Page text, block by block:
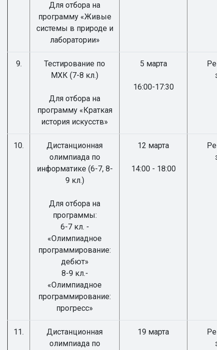
Для отбора на
программу «Живые
системы в природе и
лаборатории»
9.
Тестирование по
МХК (7-8 кл.)
Для отбора на
программу «Краткая
история искусств»
5 марта
16:00-17:30
10.
Дистанционная
олимпиада по
информатике (6-7, 8-
9 кл.)
Для отбора на
программы:
6-7 кл. -
«Олимпиадное
программирование:
дебют»
8-9 кл.-
«Олимпиадное
программирование:
прогресс»
12 марта
14:00 - 18:00
11.
Дистанционная
олимпиада по
19 марта